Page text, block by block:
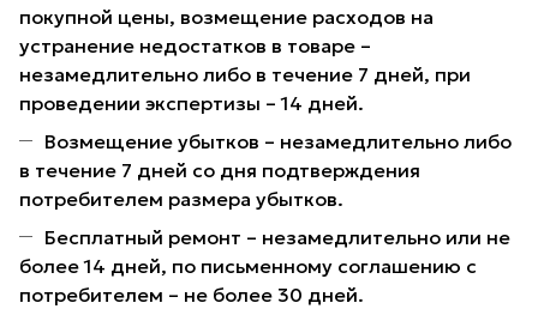
покупной цены, возмещение расходов на
устранение недостатков в товаре –
незамедлительно либо в течение 7 дней, при
проведении экспертизы – 14 дней.
Возмещение убытков – незамедлительно либо
в течение 7 дней со дня подтверждения
потребителем размера убытков.
Бесплатный ремонт – незамедлительно или не
более 14 дней, по письменному соглашению с
потребителем – не более 30 дней.